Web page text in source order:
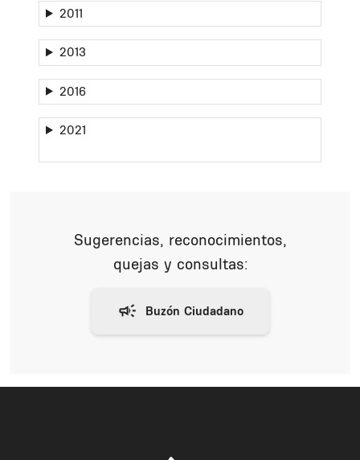
2011
2013
2016
2021
Sugerencias, reconocimientos,
quejas y consultas: